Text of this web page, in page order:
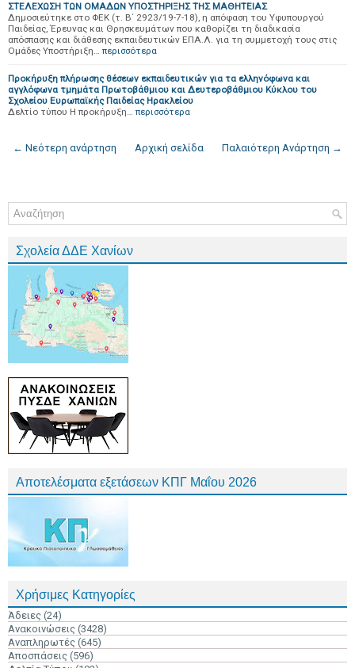
ΣΤΕΛΕΧΩΣΗ ΤΩΝ ΟΜΑΔΩΝ ΥΠΟΣΤΗΡΙΞΗΣ ΤΗΣ ΜΑΘΗΤΕΙΑΣ
Δημοσιεύτηκε στο ΦΕΚ (τ. Β΄ 2923/19-7-18), η απόφαση του Υφυπουργού
Παιδείας, Έρευνας και Θρησκευμάτων που καθορίζει τη διαδικασία
απόσπασης και διάθεσης εκπαιδευτικών ΕΠΑ.Λ. για τη συμμετοχή τους στις
Ομάδες Υποστήριξη… περισσότερα
Προκήρυξη πλήρωσης θέσεων εκπαιδευτικών για τα ελληνόφωνα και
αγγλόφωνα τμημάτα Πρωτοβάθμιου και Δευτεροβάθμιου Κύκλου του
Σχολείου Ευρωπαϊκής Παιδείας Ηρακλείου
Δελτίο τύπου Η προκήρυξη… περισσότερα
← Νεότερη ανάρτηση Παλαιότερη Ανάρτηση →
Αρχική σελίδα
Σχολεία ΔΔΕ Χανίων
Αποτελέσματα εξετάσεων ΚΠΓ Μαΐου 2026
Χρήσιμες Κατηγορίες
Άδειες (24)
Ανακοινώσεις (3428)
Αναπληρωτές (645)
Αποσπάσεις (596)